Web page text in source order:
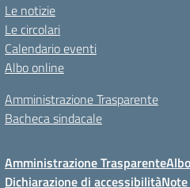
Le notizie
Le circolari
Calendario eventi
Albo online
Amministrazione Trasparente
Bacheca sindacale
Amministrazione Trasparente
Dichiarazione di accessibilità